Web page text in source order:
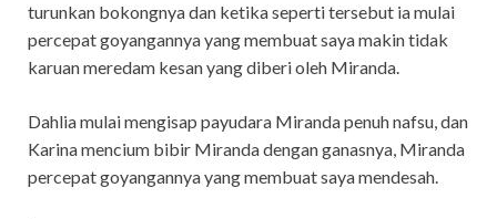
turunkan bokongnya dan ketika seperti tersebut ia mulai
percepat goyangannya yang membuat saya makin tidak
karuan meredam kesan yang diberi oleh Miranda.
Dahlia mulai mengisap payudara Miranda penuh nafsu, dan
Karina mencium bibir Miranda dengan ganasnya, Miranda
percepat goyangannya yang membuat saya mendesah.